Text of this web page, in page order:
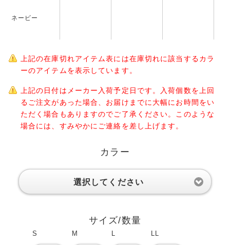
ネービー
上記の在庫切れアイテム表には在庫切れに該当するカラ
ーのアイテムを表示しています。
上記の日付はメーカー入荷予定日です。入荷個数を上回
るご注文があった場合、お届けまでに大幅にお時間をい
ただく場合もありますのでご了承ください。このような
場合には、すみやかにご連絡を差し上げます。
カラー
選択してください
サイズ/数量
S M L LL